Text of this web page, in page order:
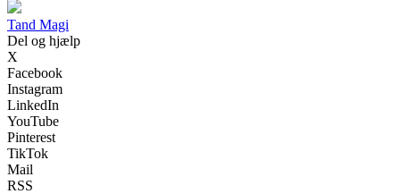
Tand Magi
Del og hjælp
X
Facebook
Instagram
LinkedIn
YouTube
Pinterest
TikTok
Mail
RSS